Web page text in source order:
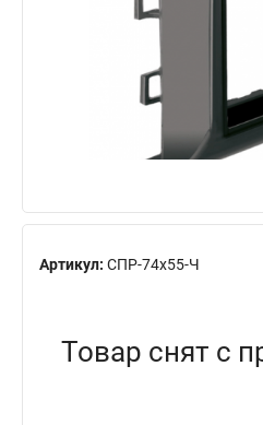
Артикул: СПР-74х55-Ч
Товар снят с